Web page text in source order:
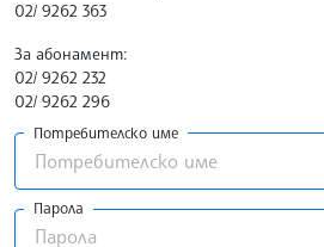
02/ 9262 363
За абонамент:
02/ 9262 232
02/ 9262 296
Потребителско име
Парола